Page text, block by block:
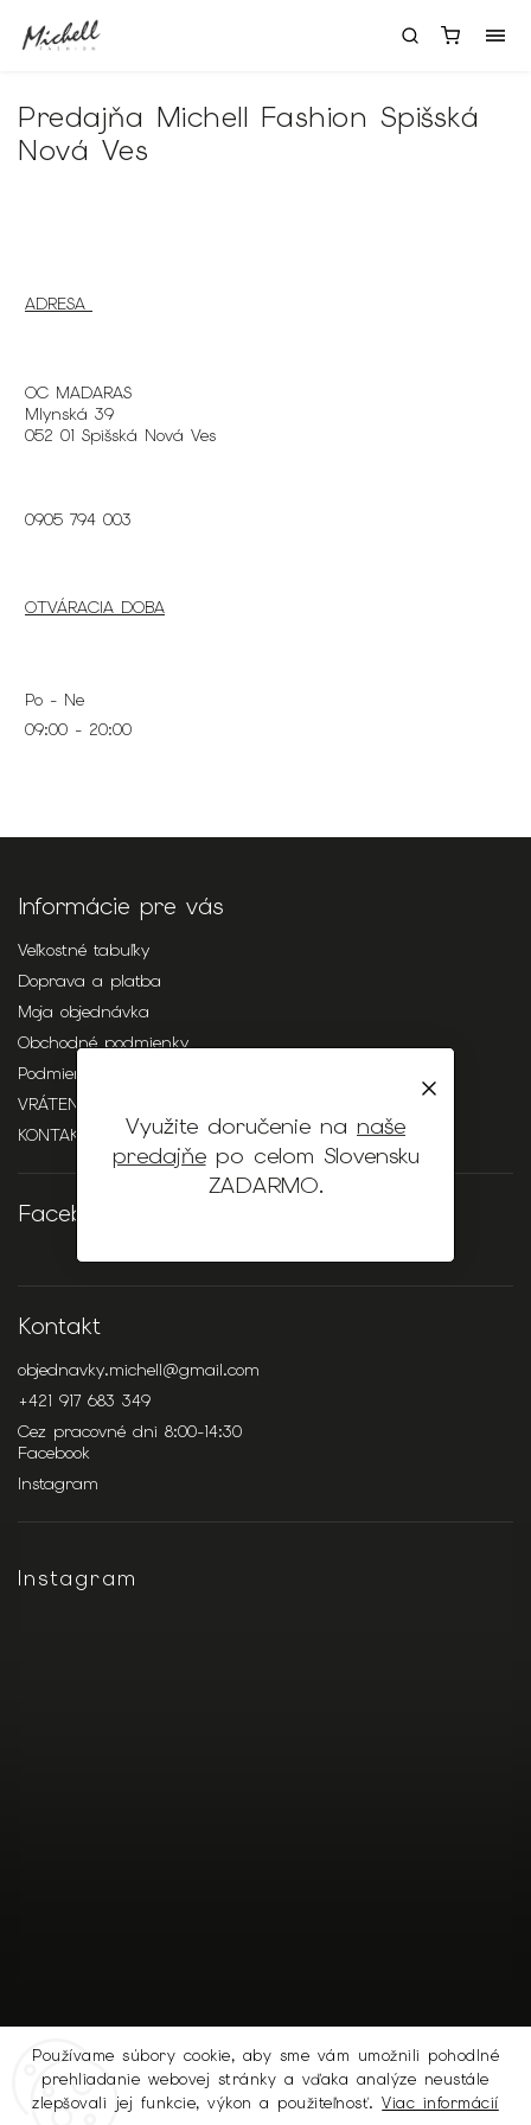
Používame súbory cookie, aby sme vám umožnili pohodlné
prehliadanie webovej stránky a vďaka analýze neustále
zlepšovali jej funkcie, výkon a použiteľnosť.Viac informácií
Využite doručenie na naše
predajňepo celom Slovensku
ZADARMO.
Predajňa Michell Fashion Spišská
Nová Ves
ADRESA
OC MADARAS
Mlynská 39
052 01 Spišská Nová Ves
0905 794 003
OTVÁRACIA DOBA
Po - Ne
09:00 - 20:00
Informácie pre vás
Veľkostné tabuľky
Doprava a platba
Moja objednávka
Obchodné podmienky
Podmienky ochrany osobných údajov
VRÁTENIE / REKLAMÁCIA
KONTAKTY
Facebook
Kontakt
objednavky.michell@gmail.com
+421 917 683 349
Cez pracovné dni 8:00-14:30
Facebook
Instagram
Instagram
Sledovať na Instagrame